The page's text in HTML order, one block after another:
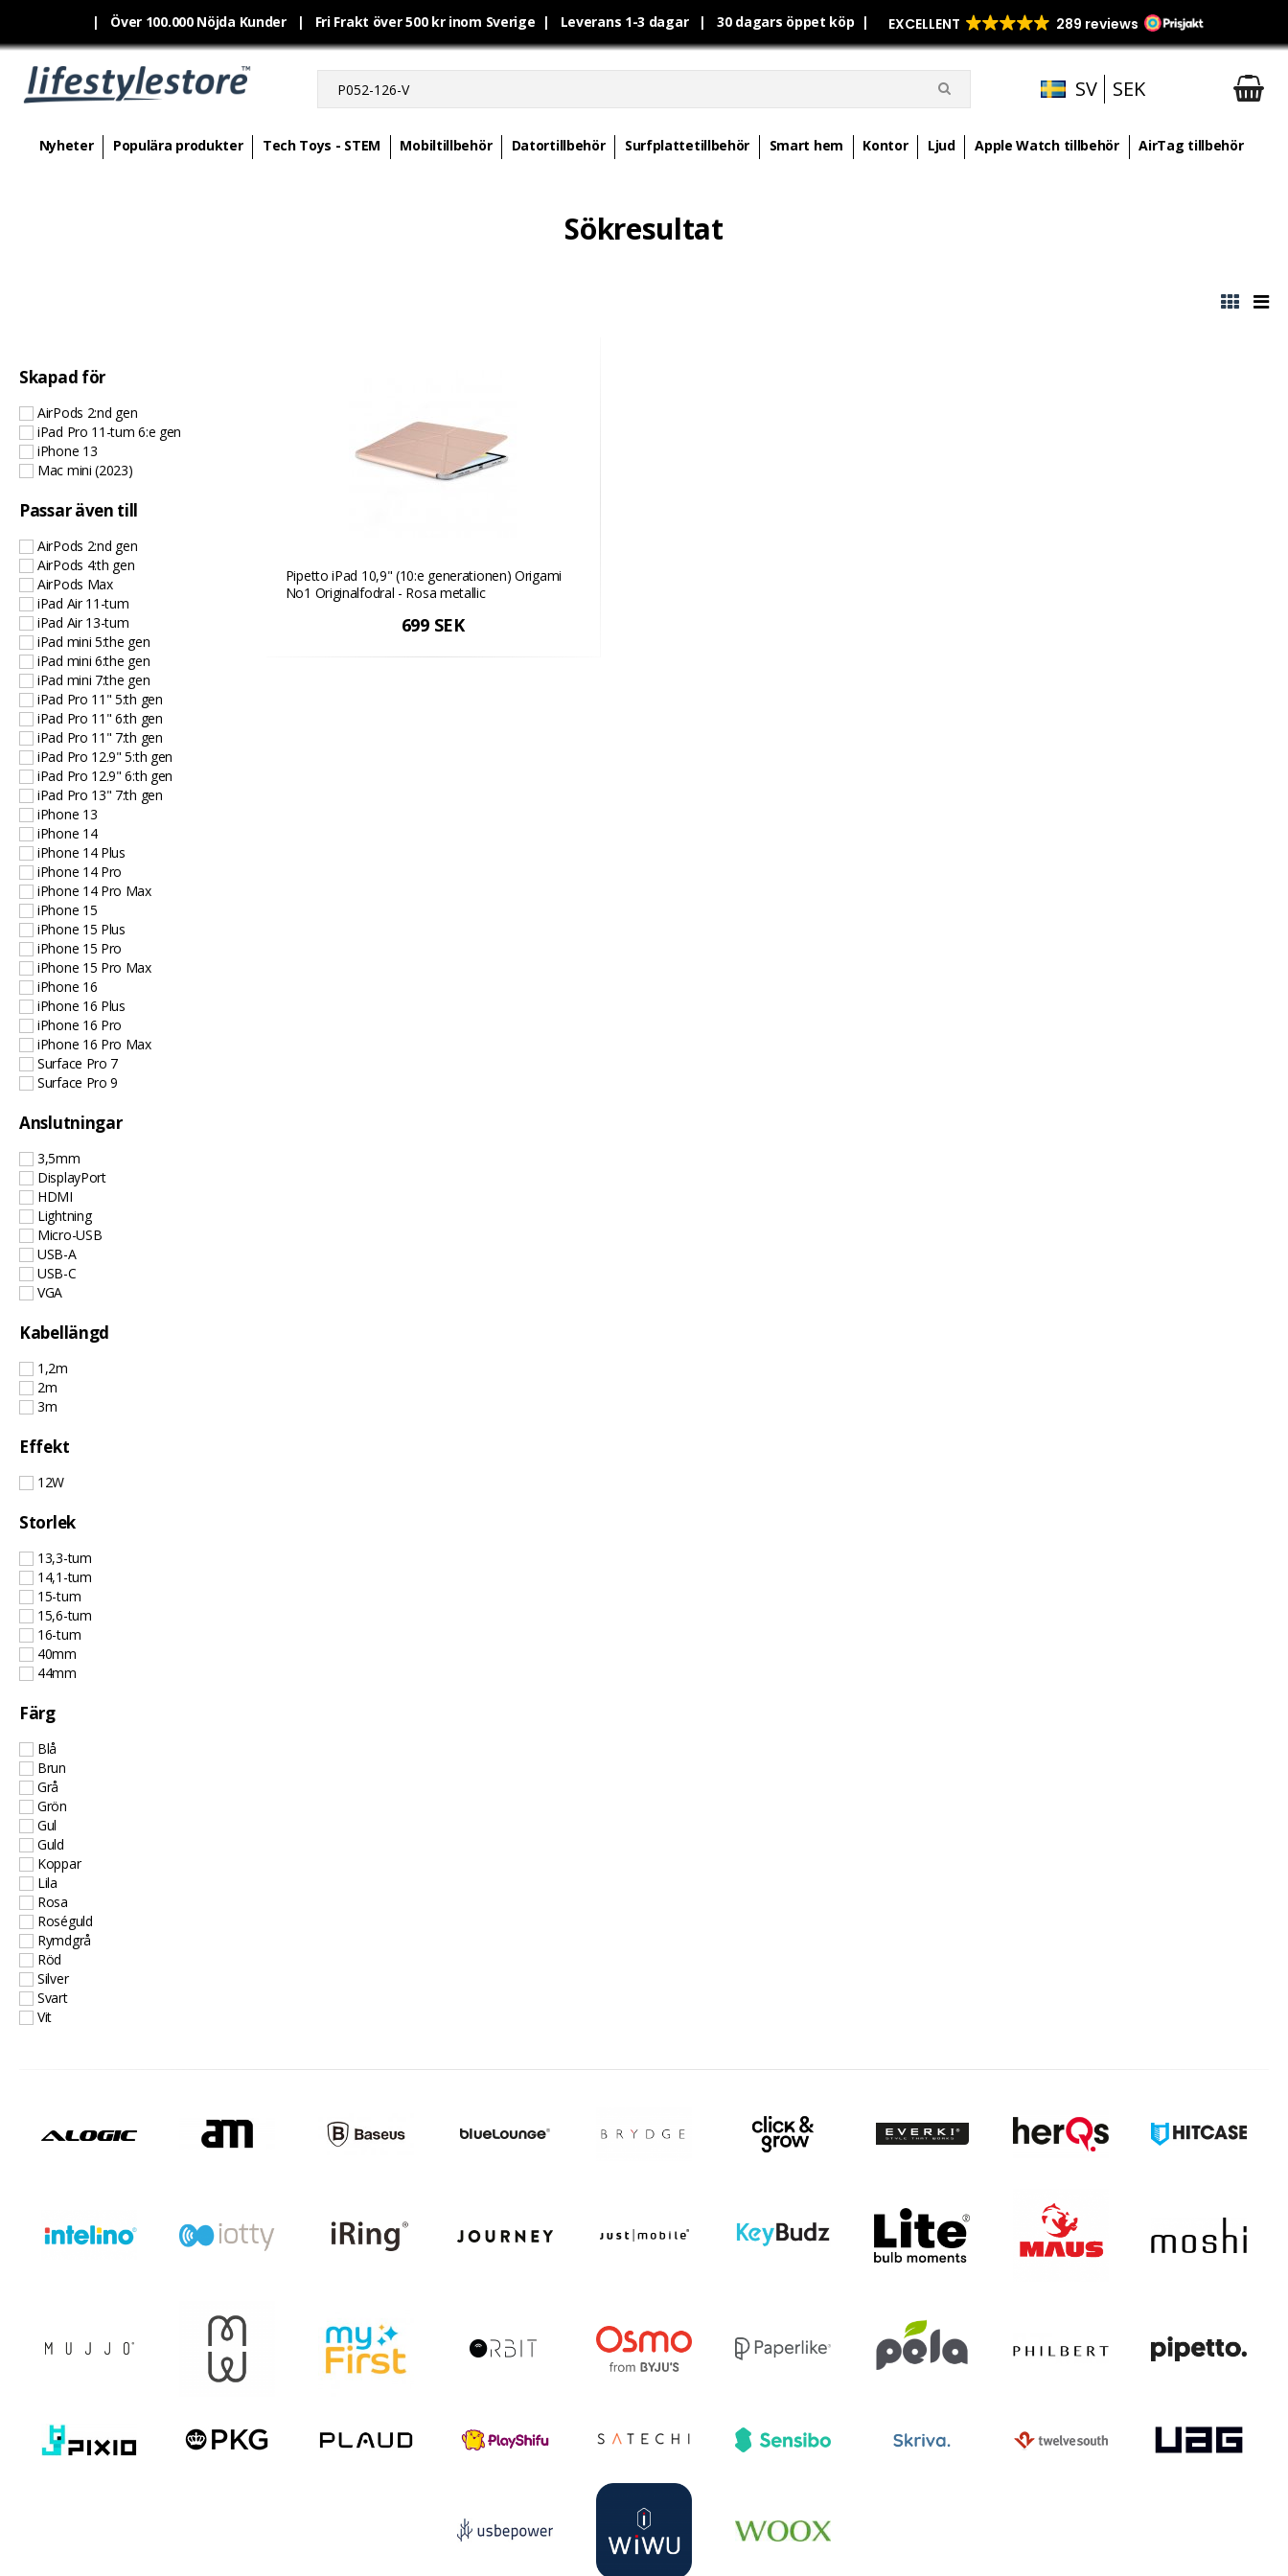
| Över 100.000 Nöjda Kunder | Fri Frakt över 500 kr inom Sverige | Leverans 1-3 dagar | 30 dagars öppet köp |
SV SEK
Nyheter Populära produkter Tech Toys - STEM Mobiltillbehör Datortillbehör Surfplattetillbehör Smart hem Kontor Ljud Apple Watch tillbehör AirTag tillbehör
Sökresultat
Skapad för
AirPods 2:nd gen
iPad Pro 11-tum 6:e gen
iPhone 13
Mac mini (2023)
Passar även till
AirPods 2:nd gen
AirPods 4:th gen
AirPods Max
iPad Air 11-tum
iPad Air 13-tum
iPad mini 5:the gen
iPad mini 6:the gen
iPad mini 7:the gen
iPad Pro 11" 5:th gen
iPad Pro 11" 6:th gen
iPad Pro 11" 7:th gen
iPad Pro 12.9" 5:th gen
iPad Pro 12.9" 6:th gen
iPad Pro 13" 7:th gen
iPhone 13
iPhone 14
iPhone 14 Plus
iPhone 14 Pro
iPhone 14 Pro Max
iPhone 15
iPhone 15 Plus
iPhone 15 Pro
iPhone 15 Pro Max
iPhone 16
iPhone 16 Plus
iPhone 16 Pro
iPhone 16 Pro Max
Surface Pro 7
Surface Pro 9
Anslutningar
3,5mm
DisplayPort
HDMI
Lightning
Micro-USB
USB-A
USB-C
VGA
Kabellängd
1,2m
2m
3m
Effekt
12W
Storlek
13,3-tum
14,1-tum
15-tum
15,6-tum
16-tum
40mm
44mm
Färg
Blå
Brun
Grå
Grön
Gul
Guld
Koppar
Lila
Rosa
Roséguld
Rymdgrå
Röd
Silver
Svart
Vit
Pipetto iPad 10,9" (10:e generationen) Origami
No1 Originalfodral - Rosa metallic
699 SEK